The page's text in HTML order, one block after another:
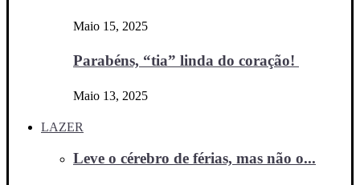
Maio 15, 2025
Parabéns, “tia” linda do coração!
Maio 13, 2025
LAZER
Leve o cérebro de férias, mas não o...